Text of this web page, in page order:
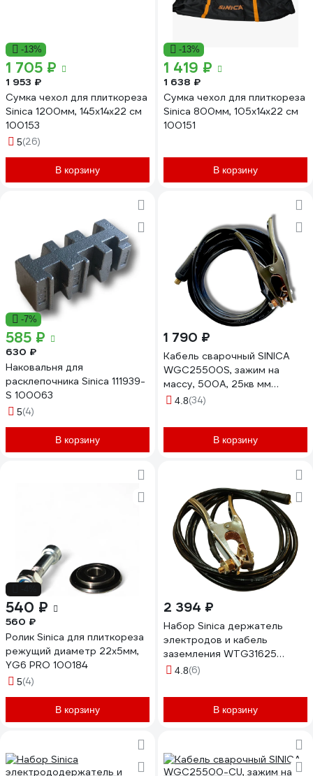
-13%
1 705 ₽
1 953 ₽
Сумка чехол для плиткореза
Sinica 1200мм, 145x14x22 см
100153
5(26)
В корзину
-13%
1 419 ₽
1 638 ₽
Сумка чехол для плиткореза
Sinica 800мм, 105x14x22 см
100151
В корзину
-7%
585 ₽
630 ₽
Наковальня для
расклепочника Sinica 111939-
S 100063
5(4)
В корзину
1 790 ₽
Кабель сварочный SINICA
WGC25500S, зажим на
массу, 500А, 25кв мм
100069
4.8(34)
В корзину
540 ₽
560 ₽
Ролик Sinica для плиткореза
режущий диаметр 22х5мм,
YG6 PRO 100184
5(4)
В корзину
2 394 ₽
Набор Sinica держатель
электродов и кабель
заземления WTG31625
100162
4.8(6)
В корзину